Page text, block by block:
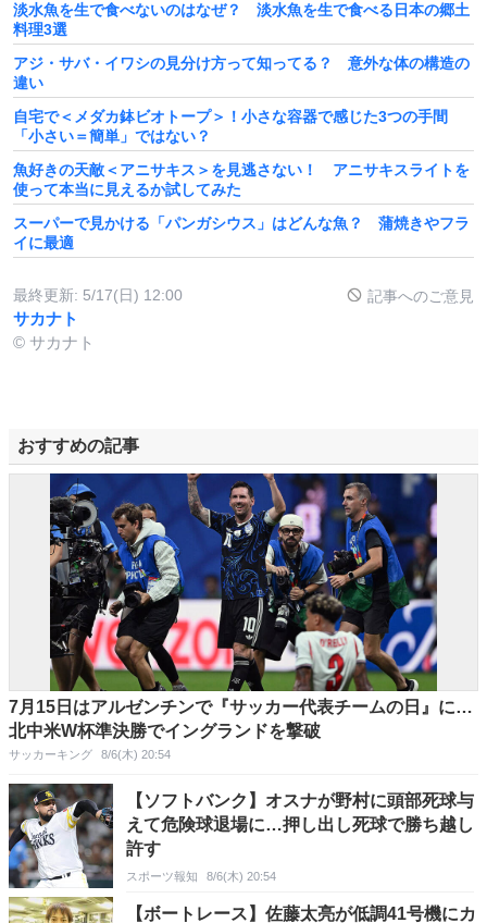
淡水魚を生で食べないのはなぜ？ 淡水魚を生で食べる日本の郷土
料理3選
アジ・サバ・イワシの見分け方って知ってる？ 意外な体の構造の
違い
自宅で＜メダカ鉢ビオトープ＞！小さな容器で感じた3つの手間
「小さい＝簡単」ではない？
魚好きの天敵＜アニサキス＞を見逃さない！ アニサキスライトを
使って本当に見えるか試してみた
スーパーで見かける「パンガシウス」はどんな魚？ 蒲焼きやフラ
イに最適
最終更新: 5/17(日) 12:00 記事へのご意見
サカナト
© サカナト
おすすめの記事
7月15日はアルゼンチンで『サッカー代表チームの日』に…
北中米W杯準決勝でイングランドを撃破
サッカーキング 8/6(木) 20:54
【ソフトバンク】オスナが野村に頭部死球与
えて危険球退場に…押し出し死球で勝ち越し
許す
スポーツ報知 8/6(木) 20:54
【ボートレース】佐藤太亮が低調41号機にカ